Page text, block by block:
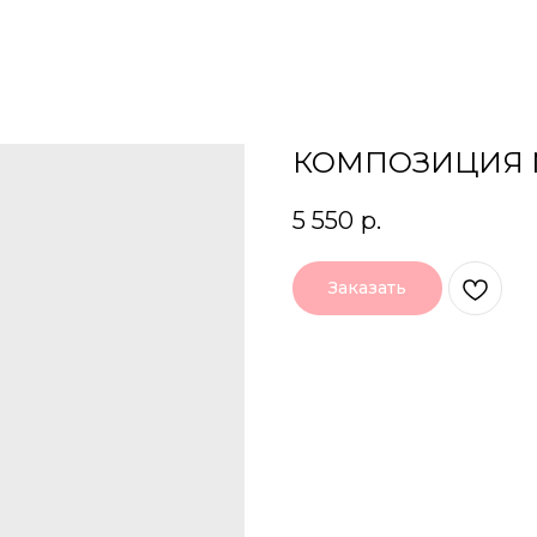
КОМПОЗИЦИЯ
5 550 р.
Заказать